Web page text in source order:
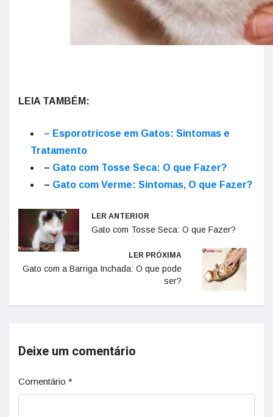
LEIA TAMBÉM:
– Esporotricose em Gatos: Sintomas e
Tratamento
– Gato com Tosse Seca: O que Fazer?
– Gato com Verme: Sintomas, O que Fazer?
LER ANTERIOR
Gato com Tosse Seca: O que Fazer?
LER PRÓXIMA
Gato com a Barriga Inchada: O que pode
ser?
Deixe um comentário
Comentário *